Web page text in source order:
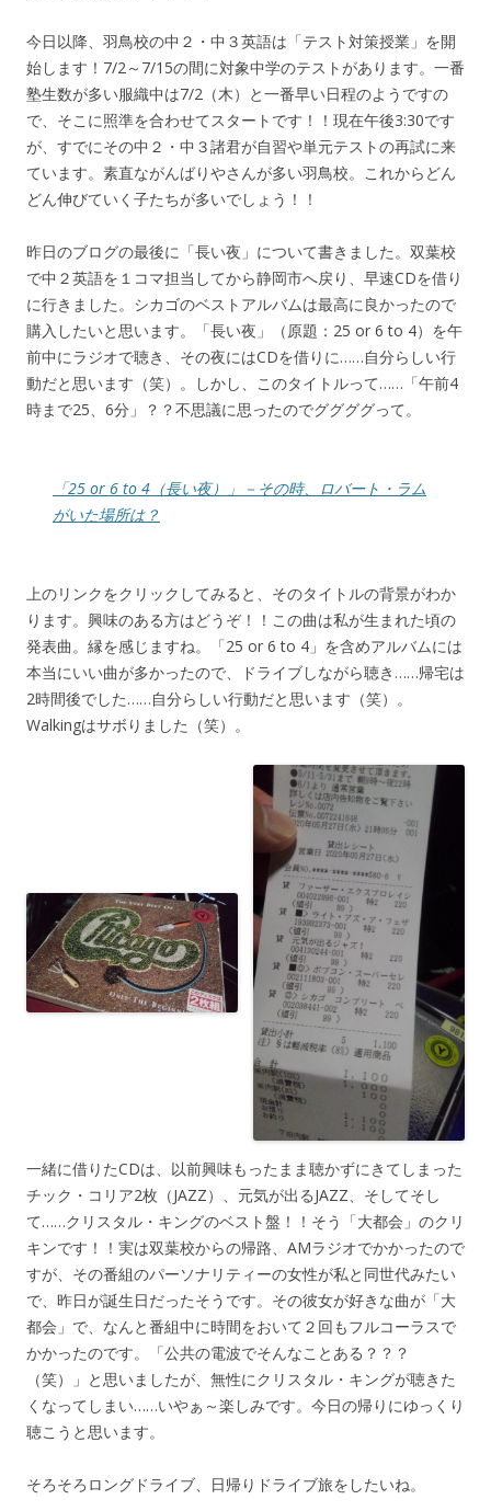
今日以降、羽鳥校の中２・中３英語は「テスト対策授業」を開
始します！7/2～7/15の間に対象中学のテストがあります。一番
塾生数が多い服織中は7/2（木）と一番早い日程のようですの
で、そこに照準を合わせてスタートです！！現在午後3:30です
が、すでにその中２・中３諸君が自習や単元テストの再試に来
ています。素直ながんばりやさんが多い羽鳥校。これからどん
どん伸びていく子たちが多いでしょう！！
昨日のブログの最後に「長い夜」について書きました。双葉校
で中２英語を１コマ担当してから静岡市へ戻り、早速CDを借り
に行きました。シカゴのベストアルバムは最高に良かったので
購入したいと思います。「長い夜」（原題：25 or 6 to 4）を午
前中にラジオで聴き、その夜にはCDを借りに……自分らしい行
動だと思います（笑）。しかし、このタイトルって……「午前4
時まで25、6分」？？不思議に思ったのでググググって。
「25 or 6 to 4（長い夜）」－その時、ロバート・ラム
がいた場所は？
上のリンクをクリックしてみると、そのタイトルの背景がわか
ります。興味のある方はどうぞ！！この曲は私が生まれた頃の
発表曲。縁を感じますね。「25 or 6 to 4」を含めアルバムには
本当にいい曲が多かったので、ドライブしながら聴き……帰宅は
2時間後でした……自分らしい行動だと思います（笑）。
Walkingはサボりました（笑）。
一緒に借りたCDは、以前興味もったまま聴かずにきてしまった
チック・コリア2枚（JAZZ）、元気が出るJAZZ、そしてそし
て……クリスタル・キングのベスト盤！！そう「大都会」のクリ
キンです！！実は双葉校からの帰路、AMラジオでかかったので
すが、その番組のパーソナリティーの女性が私と同世代みたい
で、昨日が誕生日だったそうです。その彼女が好きな曲が「大
都会」で、なんと番組中に時間をおいて２回もフルコーラスで
かかったのです。「公共の電波でそんなことある？？？
（笑）」と思いましたが、無性にクリスタル・キングが聴きた
くなってしまい……いやぁ～楽しみです。今日の帰りにゆっくり
聴こうと思います。
そろそろロングドライブ、日帰りドライブ旅をしたいね。